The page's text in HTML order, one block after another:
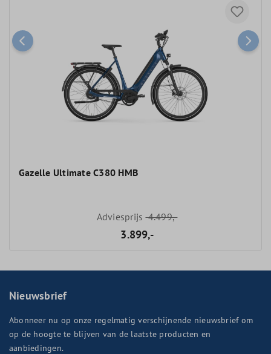
Gazelle Ultimate C380 HMB
Adviesprijs4.499,-
3.899,-
Nieuwsbrief
Abonneer nu op onze regelmatig verschijnende nieuwsbrief om
op de hoogte te blijven van de laatste producten en
aanbiedingen.